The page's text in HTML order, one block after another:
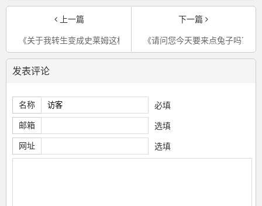
上一篇
《关于我转生变成史莱姆这档事 -异世界人-》利姆露手办公开
下一篇
《请问您今天要来点兔子吗？
发表评论
名称 必填
邮箱 选填
网址 选填